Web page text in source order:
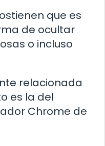
que es
de ocultar
o incluso
relacionada
es la del
Chrome de